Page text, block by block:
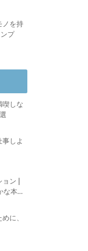
ノを持
プ
喫しな
しよ
ョン |
な本屋
に、